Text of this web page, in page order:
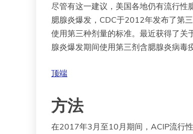
尽管有这一建议，美国各地仍有流行
腮腺炎爆发，CDC于2012年发布了第
使用第三种剂量的标准。最近获得了
腺炎爆发期间使用第三剂含腮腺炎病毒
顶端
方法
在2017年3月至10月期间，ACIP流行